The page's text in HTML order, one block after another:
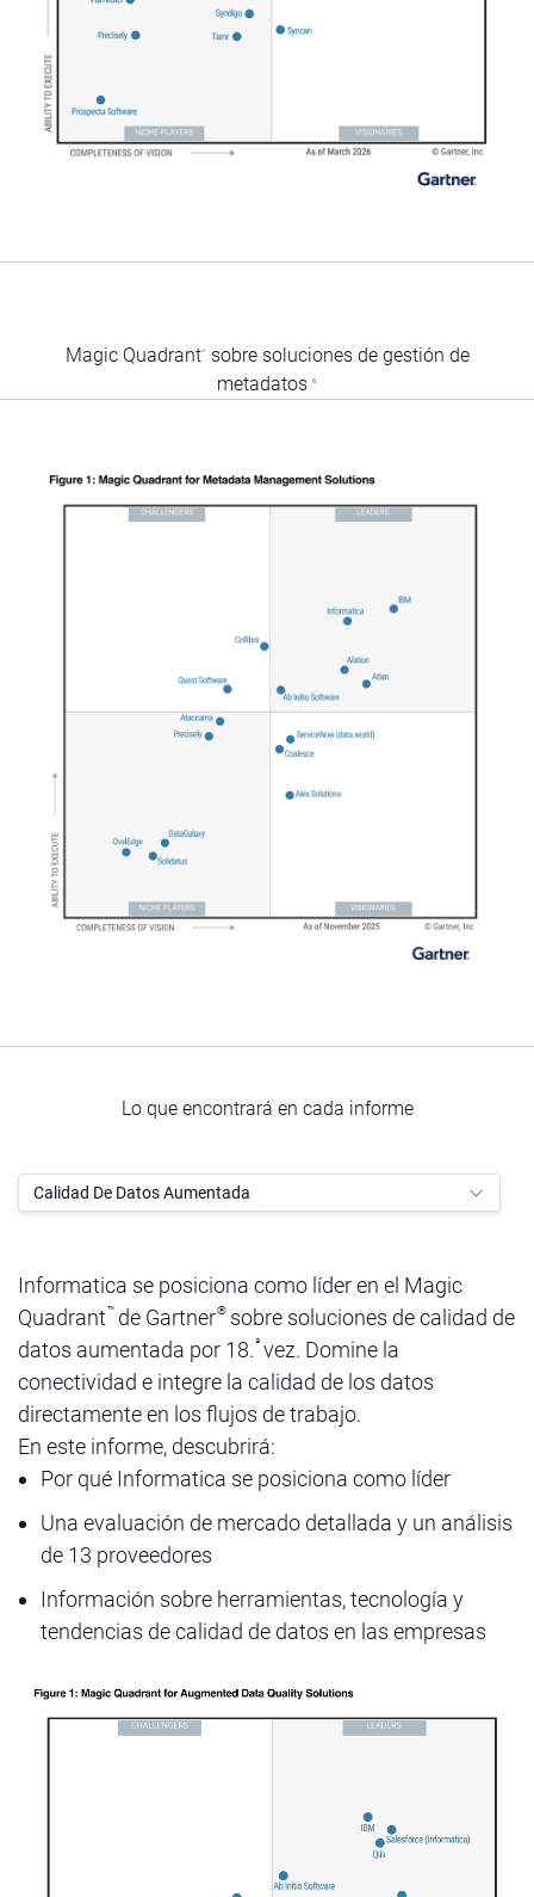
Magic Quadrant™sobre soluciones de gestión de
metadatos 6
Lo que encontrará en cada informe
Calidad De Datos Aumentada
Informatica se posiciona como líder en el Magic
Quadrant™de Gartner®sobre soluciones de calidad de
datos aumentada por 18.ªvez. Domine la
conectividad e integre la calidad de los datos
directamente en los flujos de trabajo.
En este informe, descubrirá:
Por qué Informatica se posiciona como líder
Una evaluación de mercado detallada y un análisis
de 13 proveedores
Información sobre herramientas, tecnología y
tendencias de calidad de datos en las empresas